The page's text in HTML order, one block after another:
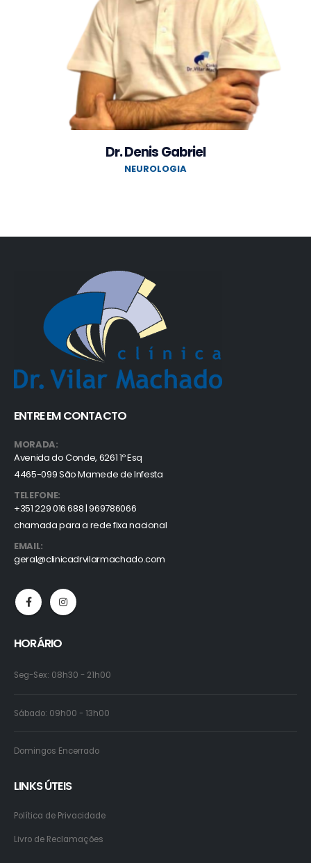
Dr. Denis Gabriel
NEUROLOGIA
ENTRE EM CONTACTO
MORADA:
Avenida do Conde, 6261 1º Esq
4465-099 São Mamede de Infesta
TELEFONE:
+351 229 016 688 | 969786066
chamada para a rede fixa nacional
EMAIL:
geral@clinicadrvilarmachado.com
HORÁRIO
Seg-Sex: 08h30 - 21h00
Sábado: 09h00 - 13h00
Domingos Encerrado
LINKS ÚTEIS
Política de Privacidade
Livro de Reclamações